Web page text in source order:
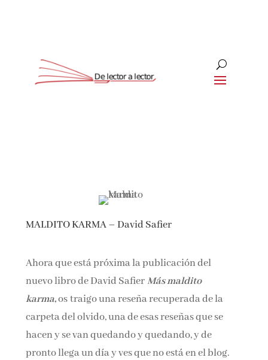
MALDITO KARMA – David Safier
Ahora que está próxima la publicación del
nuevo libro de David SafierMás maldito
karma,os traigo una reseña recuperada de la
carpeta del olvido, una de esas reseñas que se
hacen y se van quedando y quedando, y de
pronto llega un día y ves que no está en el blog.
Suscríbete
Únete a nuestra comunidad de amantes de la
Nombre*
Email*